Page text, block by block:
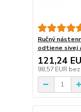
Ručný
odtiene sivej
121,24
98,57 EUR bez